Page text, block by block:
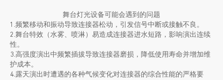
舞台灯光设备可能会遇到的问题
1.频繁移动和振动导致连接器松动，引发信号中断或接触不良。
2.舞台特效（水雾、喷淋）易造成连接器进水短路，影响演出连续
性。
3.高强度演出中频繁插拔导致连接器磨损，降低使用寿命并增加维
护成本。
4.露天演出时遭遇的各种气候变化对连接器的综合性能的严格要